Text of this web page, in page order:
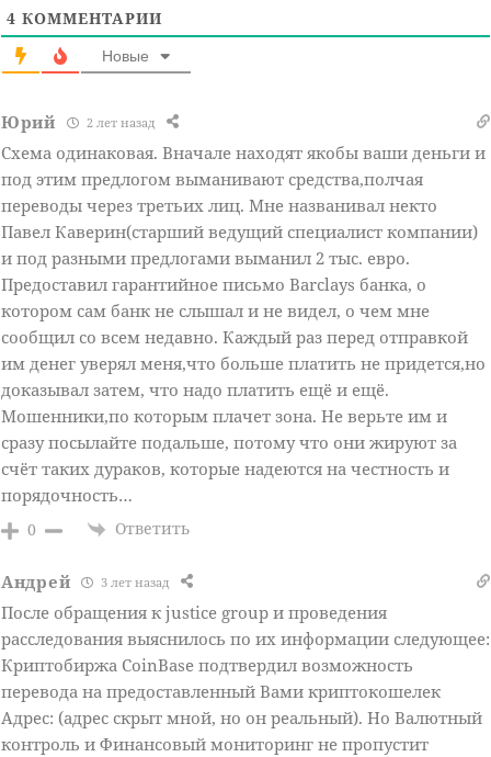
4 КОММЕНТАРИИ
Новые
Юрий 2 лет назад
Схема одинаковая. Вначале находят якобы ваши деньги и
под этим предлогом выманивают средства,полчая
переводы через третьих лиц. Мне названивал некто
Павел Каверин(старший ведущий специалист компании)
и под разными предлогами выманил 2 тыс. евро.
Предоставил гарантийное письмо Barclays банка, о
котором сам банк не слышал и не видел, о чем мне
сообщил со всем недавно. Каждый раз перед отправкой
им денег уверял меня,что больше платить не придется,но
доказывал затем, что надо платить ещё и ещё.
Мошенники,по которым плачет зона. Не верьте им и
сразу посылайте подальше, потому что они жируют за
счёт таких дураков, которые надеются на честность и
порядочность…
0 Ответить
Андрей 3 лет назад
После обращения к justice group и проведения
расследования выяснилось по их информации следующее:
Криптобиржа CoinBase подтвердил возможность
перевода на предоставленный Вами криптокошелек
Адрес: (адрес скрыт мной, но он реальный). Но Валютный
контроль и Финансовый мониторинг не пропустит